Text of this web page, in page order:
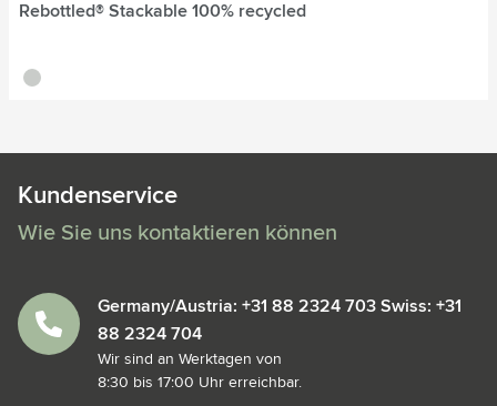
Rebottled® Stackable 100% recycled
translucide
Kundenservice
Wie Sie uns kontaktieren können
Germany/Austria: +31 88 2324 703 Swiss: +31
88 2324 704
Wir sind an Werktagen von
8:30 bis 17:00 Uhr erreichbar.